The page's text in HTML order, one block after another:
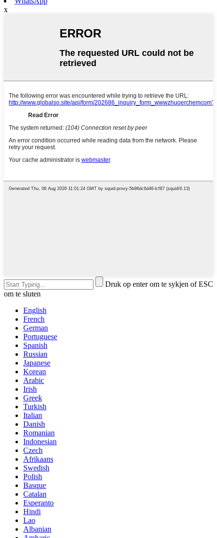
x
Druk op enter om te sykjen of ESC
om te sluten
English
French
German
Portuguese
Spanish
Russian
Japanese
Korean
Arabic
Irish
Greek
Turkish
Italian
Danish
Romanian
Indonesian
Czech
Afrikaans
Swedish
Polish
Basque
Catalan
Esperanto
Hindi
Lao
Albanian